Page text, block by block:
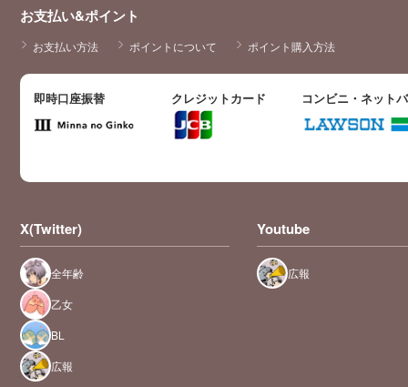
お支払い&ポイント
お支払い方法 ポイントについて ポイント購入方法
即時口座振替 クレジットカード コンビニ・ネット
X(Twitter)
全年齢
乙女
BL
広報
Youtube
広報